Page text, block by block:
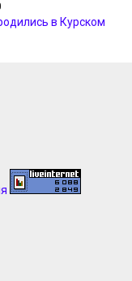
в Курском
Белгород – Курск